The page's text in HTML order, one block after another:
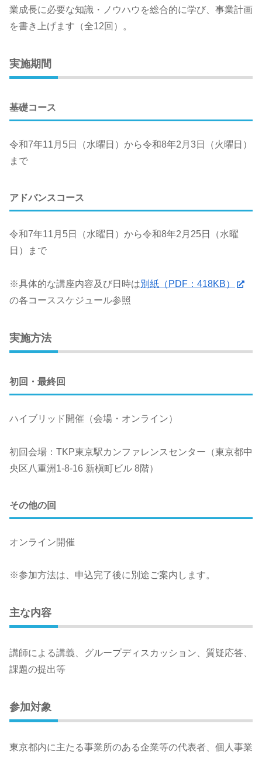
業成長に必要な知識・ノウハウを総合的に学び、事業計画
を書き上げます（全12回）。
実施期間
基礎コース
令和7年11月5日（水曜日）から令和8年2月3日（火曜日）
まで
アドバンスコース
令和7年11月5日（水曜日）から令和8年2月25日（水曜
日）まで
※具体的な講座内容及び日時は別紙（PDF：418KB）
の各コーススケジュール参照
実施方法
初回・最終回
ハイブリッド開催（会場・オンライン）
初回会場：TKP東京駅カンファレンスセンター（東京都中
央区八重洲1-8-16 新槇町ビル 8階）
その他の回
オンライン開催
※参加方法は、申込完了後に別途ご案内します。
主な内容
講師による講義、グループディスカッション、質疑応答、
課題の提出等
参加対象
東京都内に主たる事業所のある企業等の代表者、個人事業